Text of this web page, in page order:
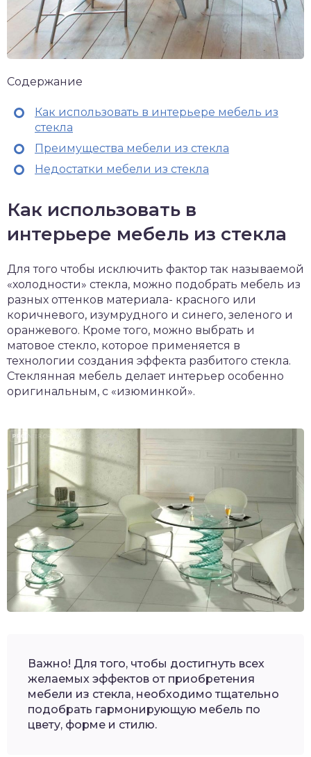
Содержание
Как использовать в интерьере мебель из
стекла
Преимущества мебели из стекла
Недостатки мебели из стекла
Как использовать в
интерьере мебель из стекла
Для того чтобы исключить фактор так называемой
«холодности» стекла, можно подобрать мебель из
разных оттенков материала- красного или
коричневого, изумрудного и синего, зеленого и
оранжевого. Кроме того, можно выбрать и
матовое стекло, которое применяется в
технологии создания эффекта разбитого стекла.
Стеклянная мебель делает интерьер особенно
оригинальным, с «изюминкой».
Важно! Для того, чтобы достигнуть всех
желаемых эффектов от приобретения
мебели из стекла, необходимо тщательно
подобрать гармонирующую мебель по
цвету, форме и стилю.